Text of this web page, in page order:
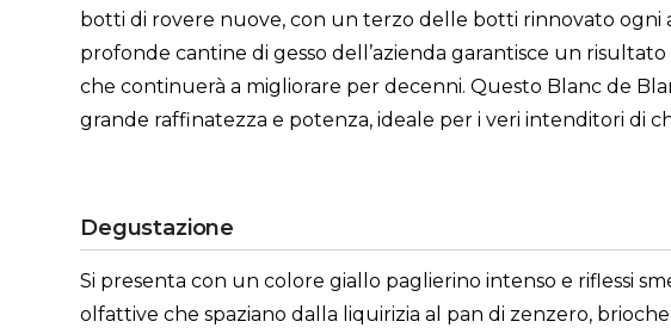
botti di rovere nuove, con un terzo delle botti rinnovato ogni
profonde cantine di gesso dell’azienda garantisce un
che continuerà a migliorare per decenni. Questo Blanc de
grande raffinatezza e potenza, ideale per i veri intenditori di
Degustazione
Si presenta con un colore giallo paglierino intenso e riflessi
olfattive che spaziano dalla liquirizia al pan di zenzero,